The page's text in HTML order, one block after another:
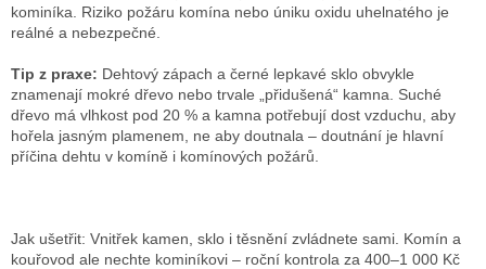
kominíka. Riziko požáru komína nebo úniku oxidu uhelnatého je
reálné a nebezpečné.
Tip z praxe: Dehtový zápach a černé lepkavé sklo obvykle
znamenají mokré dřevo nebo trvale „přidušená“ kamna. Suché
dřevo má vlhkost pod 20 % a kamna potřebují dost vzduchu, aby
hořela jasným plamenem, ne aby doutnala – doutnání je hlavní
příčina dehtu v komíně i komínových požárů.
Jak ušetřit: Vnitřek kamen, sklo i těsnění zvládnete sami. Komín a
kouřovod ale nechte kominíkovi – roční kontrola za 400–1 000 Kč